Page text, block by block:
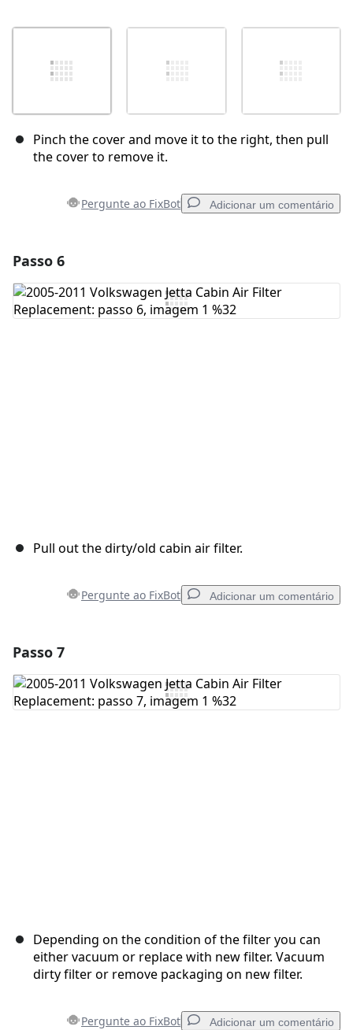
Pinch the cover and move it to the right, then pull
the cover to remove it.
Pergunte ao FixBot Adicionar um comentário
Comentar
Passo 6
Pull out the dirty/old cabin air filter.
Pergunte ao FixBot Adicionar um comentário
Comentar
Passo 7
Depending on the condition of the filter you can
either vacuum or replace with new filter. Vacuum
dirty filter or remove packaging on new filter.
Pergunte ao FixBot Adicionar um comentário